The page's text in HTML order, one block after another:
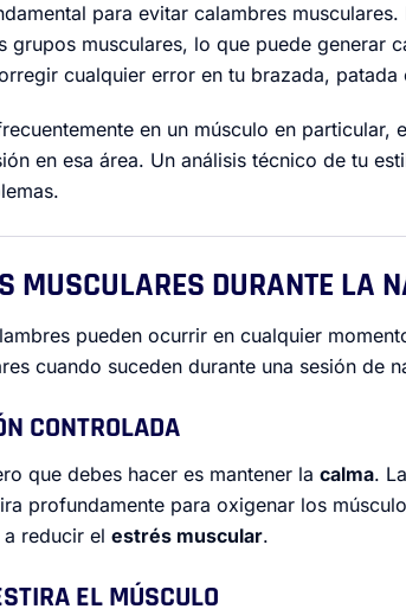
para evitar calambres
grupos musculares, lo que puede generar
cualquier error en tu brazada, patada
en un músculo en particular,
en esa área. Un análisis técnico de tu
MUSCULARES DURANTE LA
pueden ocurrir en cualquier
cuando suceden durante una sesión de
CONTROLADA
que debes hacer es mantener la calma. La
profundamente para oxigenar los
reducir el estrés muscular.
EL MÚSCULO